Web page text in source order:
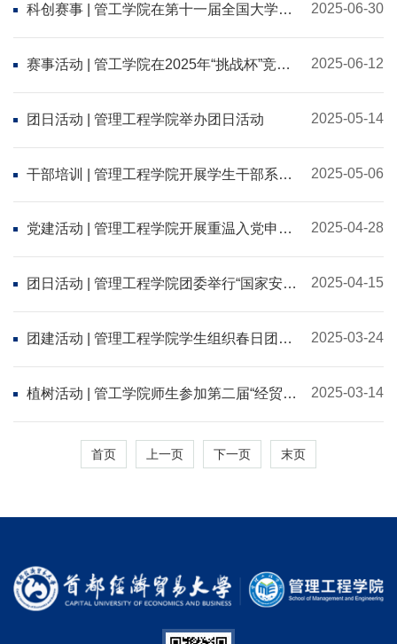
科创赛事 | 管工学院在第十一届全国大学生
2025-06-30
赛事活动 | 管工学院在2025年“挑战杯”竞赛
2025-06-12
团日活动 | 管理工程学院举办团日活动 2025-05-14
干部培训 | 管理工程学院开展学生干部系列
2025-05-06
党建活动 | 管理工程学院开展重温入党申请
2025-04-28
团日活动 | 管理工程学院团委举行“国家安全·
2025-04-15
团建活动 | 管理工程学院学生组织春日团建
2025-03-24
植树活动 | 管工学院师生参加第二届“经贸花
2025-03-14
首页 上一页 下一页 末页